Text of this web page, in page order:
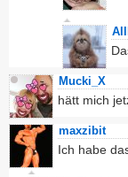
Mucki_X
hätt mich
maxzibit
Ich habe